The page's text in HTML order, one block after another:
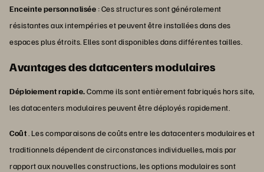
Enceinte personnalisée : Ces structures sont généralement
résistantes aux intempéries et peuvent être installées dans des
espaces plus étroits. Elles sont disponibles dans différentes tailles.
Avantages des datacenters modulaires
Déploiement rapide.Comme ils sont entièrement fabriqués hors site,
les datacenters modulaires peuvent être déployés rapidement.
Coût . Les comparaisons de coûts entre les datacenters modulaires et
traditionnels dépendent de circonstances individuelles, mais par
rapport aux nouvelles constructions, les options modulaires sont